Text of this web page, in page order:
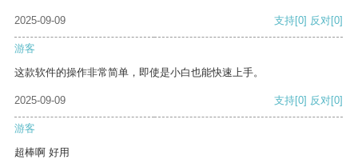
2025-09-09 支持[0] 反对[0]
游客
这款软件的操作非常简单，即使是小白也能快速上手。
2025-09-09 支持[0] 反对[0]
游客
超棒啊 好用